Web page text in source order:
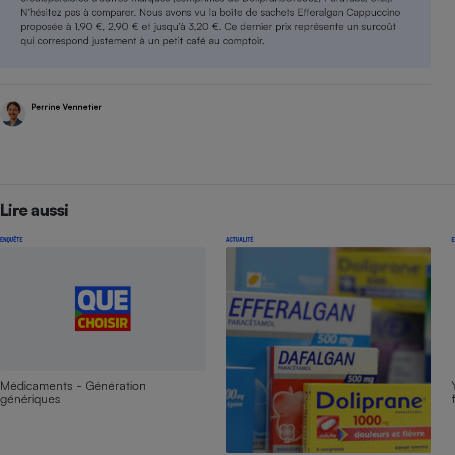
N’hésitez pas à comparer. Nous avons vu la boîte de sachets Efferalgan Cappuccino
proposée à 1,90 €, 2,90 € et jusqu’à 3,20 €. Ce dernier prix représente un surcoût
qui correspond justement à un petit café au comptoir.
Perrine Vennetier
Lire aussi
ENQUÊTE
Médicaments - Génération
génériques
ACTUALITÉ